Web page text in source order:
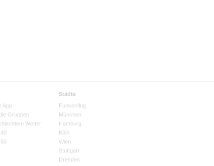
App
Gruppen
Wetter
Städte
Funkenflug
München
Hamburg
Köln
Wien
Stuttgart
Dresden